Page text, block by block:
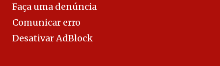
Faça uma denúncia
Comunicar erro
Desativar AdBlock